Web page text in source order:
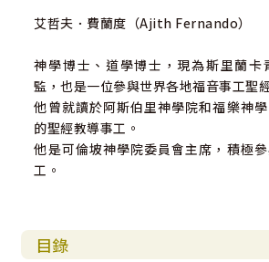
艾哲夫．費蘭度（Ajith Fernando）
神學博士、道學博士，現為斯里蘭卡
監，也是一位參與世界各地福音事工聖
他曾就讀於阿斯伯里神學院和福樂神
的聖經教導事工。
他是可倫坡神學院委員會主席，積極
工。
目錄